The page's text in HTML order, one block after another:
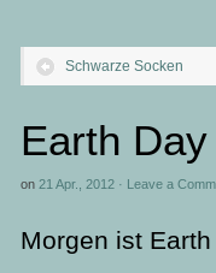
Schwarze Socken
Earth
on 21 Apr., 2012 · Leave a
Morgen ist